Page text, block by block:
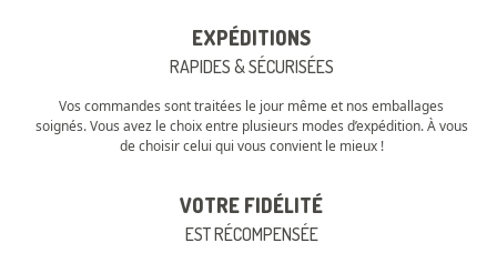
EXPÉDITIONS
RAPIDES & SÉCURISÉES
Vos commandes sont traitées le jour même et nos emballages
soignés. Vous avez le choix entre plusieurs modes d’expédition. À vous
de choisir celui qui vous convient le mieux !
VOTRE FIDÉLITÉ
EST RÉCOMPENSÉE